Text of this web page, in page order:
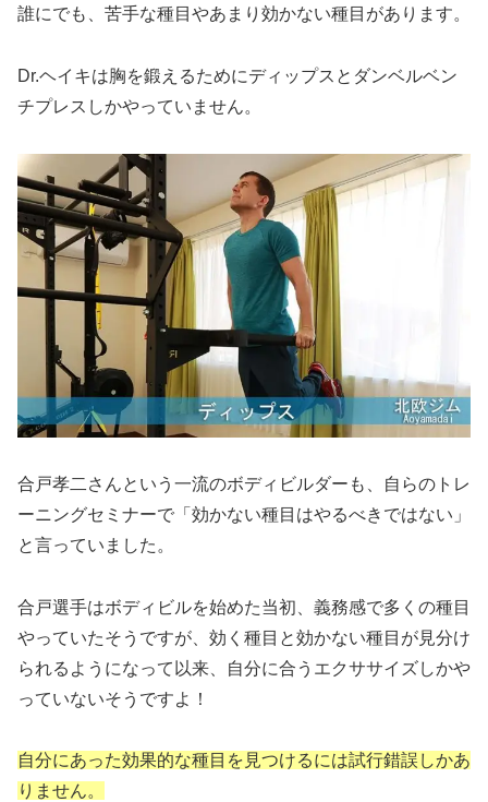
誰にでも、苦手な種目やあまり効かない種目があります。
Dr.ヘイキは胸を鍛えるためにディップスとダンベルベン
チプレスしかやっていません。
合戸孝二さんという一流のボディビルダーも、自らのトレ
ーニングセミナーで「効かない種目はやるべきではない」
と言っていました。
合戸選手はボディビルを始めた当初、義務感で多くの種目
やっていたそうですが、効く種目と効かない種目が見分け
られるようになって以来、自分に合うエクササイズしかや
っていないそうですよ！
自分にあった効果的な種目を見つけるには試行錯誤しかあ
りません。